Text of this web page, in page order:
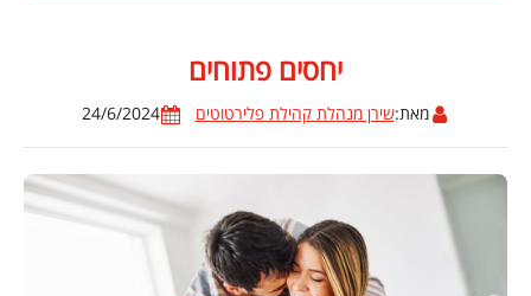
יחסים פתוחים
מאת:שירן מנהלת קהילת פלירטוטים 24/6/2024